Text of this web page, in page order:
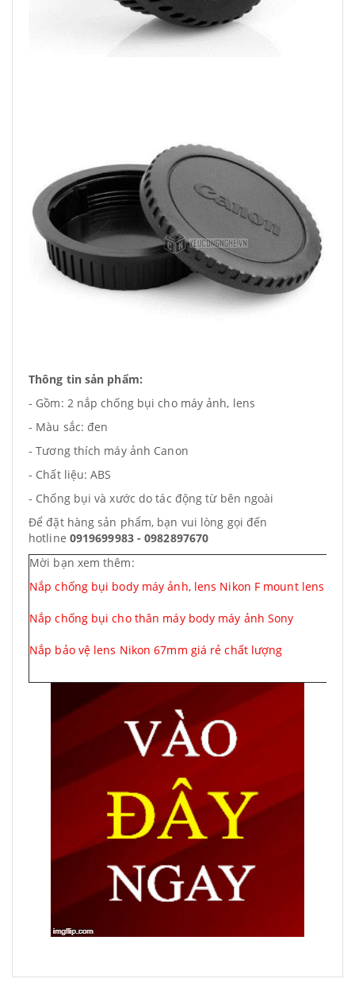
Thông tin sản phẩm:
- Gồm: 2 nắp chống bụi cho máy ảnh, lens
- Màu sắc: đen
- Tương thích máy ảnh Canon
- Chất liệu: ABS
- Chống bụi và xước do tác động từ bên ngoài
Để đặt hàng sản phẩm, bạn vui lòng gọi đến
hotline 0919699983 - 0982897670
Mời bạn xem thêm:
Nắp chống bụi body máy ảnh, lens Nikon F mount lens cap
Nắp chống bụi cho thân máy body máy ảnh Sony
Nắp bảo vệ lens Nikon 67mm giá rẻ chất lượng